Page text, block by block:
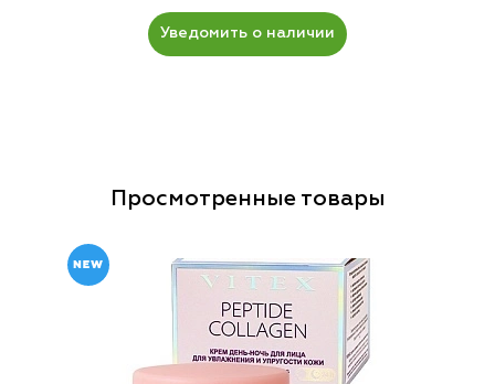
Уведомить о наличии
Просмотренные товары